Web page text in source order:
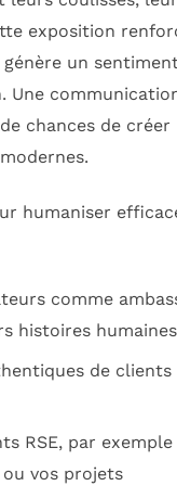
exposition
un
Une
chances de
humaniser
comme
histoires
de
RSE, par exemple
vos projets